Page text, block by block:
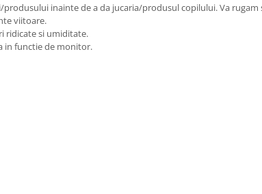
inainte de a da jucaria/produsul copilului. Va rugam
viitoare.
ridicate si umiditate.
in functie de monitor.